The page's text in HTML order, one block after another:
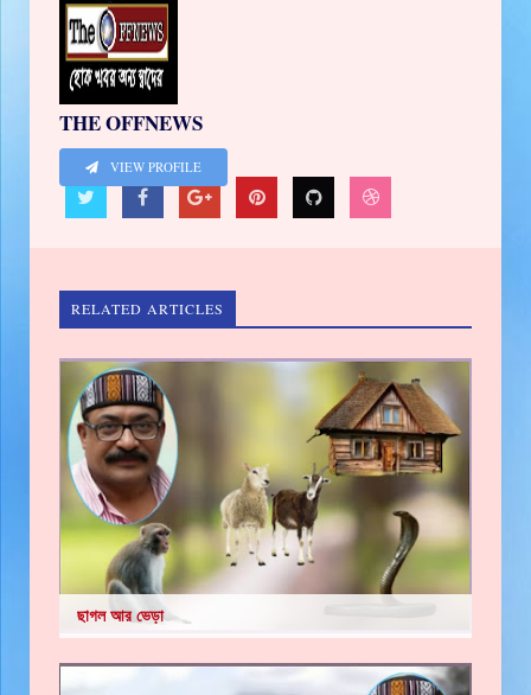
THE OFFNEWS
VIEW PROFILE
RELATED ARTICLES
ছাগল আর ভেড়া